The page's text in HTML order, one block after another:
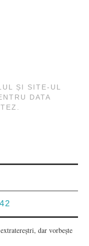
ȘI SITE-UL
DATA
dar vorbește